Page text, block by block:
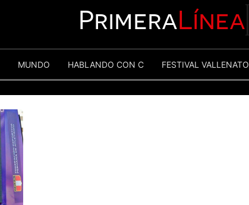
PrimeraLínea
MUNDO HABLANDO CON C FESTIVAL VALLENATO